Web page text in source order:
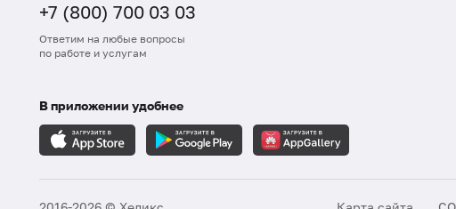
+7 (800) 700 03 03
Ответим на любые вопросы
по работе и услугам
В приложении удобнее